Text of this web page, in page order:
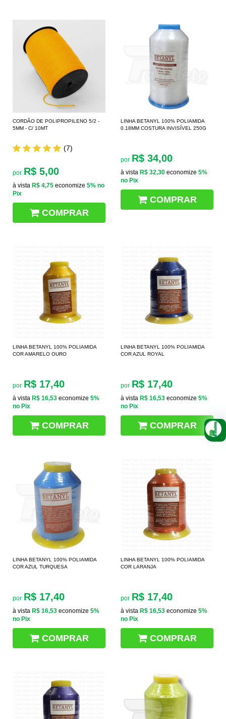
CORDÃO DE POLIPROPILENO 5/2 -
5MM - C/ 10MT
(7)
por R$ 5,00
à vista R$ 4,75 economize 5% no
Pix
COMPRAR
LINHA BETANYL 100% POLIAMIDA
0.18MM COSTURA INVISÍVEL 250G
por R$ 34,00
à vista R$ 32,30 economize 5%
no Pix
COMPRAR
LINHA BETANYL 100% POLIAMIDA
COR AMARELO OURO
por R$ 17,40
à vista R$ 16,53 economize 5%
no Pix
COMPRAR
LINHA BETANYL 100% POLIAMIDA
COR AZUL ROYAL
por R$ 17,40
à vista R$ 16,53 economize 5%
no Pix
COMPRAR
LINHA BETANYL 100% POLIAMIDA
COR AZUL TURQUESA
por R$ 17,40
à vista R$ 16,53 economize 5%
no Pix
COMPRAR
LINHA BETANYL 100% POLIAMIDA
COR LARANJA
por R$ 17,40
à vista R$ 16,53 economize 5%
no Pix
COMPRAR